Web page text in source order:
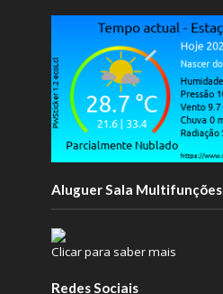
Aluguer Sala Multifunções
Clicar para saber mais
Redes Sociais